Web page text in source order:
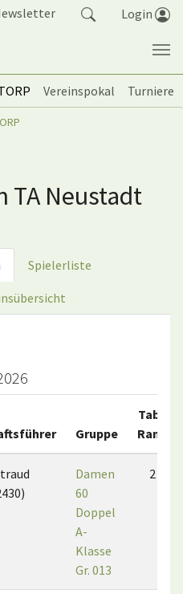
Login
Vereinspokal
Turniere
TA Neustadt
Spielerliste
Gruppe
Tab.-
Rang
Damen
60
Doppel
A-
Klasse
Gr. 013
2